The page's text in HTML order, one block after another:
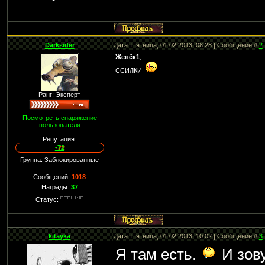
Darksider Дата: Пятница, 01.02.2013, 08:28 | Сообщение #2
Ранг: Эксперт
Посмотреть снаряжение
пользователя
Репутация:
-72
Группа: Заблокированные
Сообщений:1018
Награды: 37
Статус:
Женёк1,
ССИЛКИ
kitayka Дата: Пятница, 01.02.2013, 10:02 | Сообщение #3
Я там есть. И